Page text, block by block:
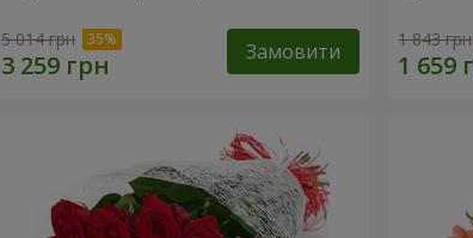
5 014 грн Замовити 1 843 грн